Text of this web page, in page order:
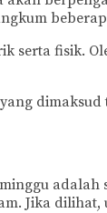
serta fisik.
dimaksud
adalah
Jika